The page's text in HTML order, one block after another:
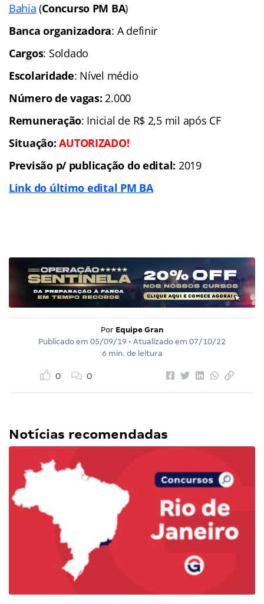
Bahia (Concurso PM BA)
Banca organizadora: A definir
Cargos: Soldado
Escolaridade: Nível médio
Número de vagas: 2.000
Remuneração: Inicial de R$ 2,5 mil após CF
Situação:AUTORIZADO!
Previsão p/ publicação do edital: 2019
Link do último edital PM BA
Por Equipe Gran
Publicado em 05/09/19 • Atualizado em 07/10/22
6 min. de leitura
0 0
Notícias recomendadas